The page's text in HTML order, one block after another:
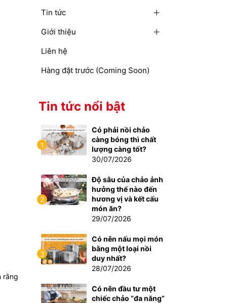
rằng
Tin tức
Giới thiệu
Liên hệ
Hàng đặt trước (Coming Soon)
Tin tức nổi bật
1
Có phải nồi chảo
càng bóng thì chất
lượng càng tốt?
30/07/2026
2
Độ sâu của chảo ảnh
hưởng thế nào đến
hương vị và kết cấu
món ăn?
29/07/2026
3
Có nên nấu mọi món
bằng một loại nồi
duy nhất?
28/07/2026
Có nên đầu tư một
chiếc chảo “đa năng”